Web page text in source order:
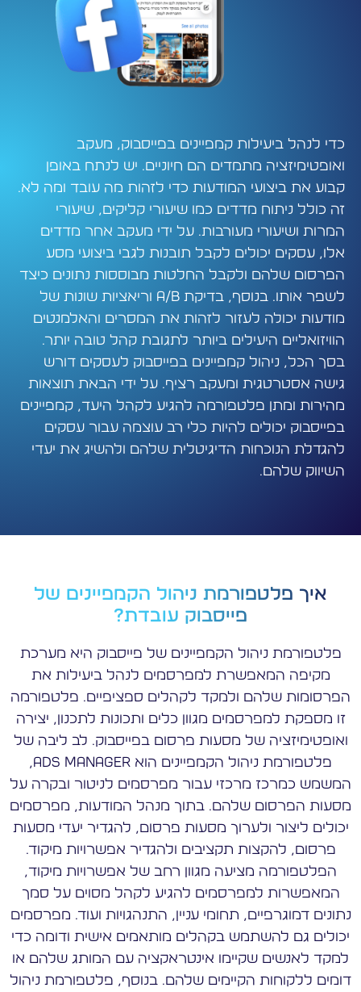
כדי לנהל ביעילות קמפיינים בפייסבוק, מעקב
ואופטימיזציה מתמדים הם חיוניים. יש לנתח באופן
קבוע את ביצועי המודעות כדי לזהות מה עובד ומה לא.
זה כולל ניתוח מדדים כמו שיעורי קליקים, שיעורי
המרות ושיעורי מעורבות. על ידי מעקב אחר מדדים
אלו, עסקים יכולים לקבל תובנות לגבי ביצועי מסע
הפרסום שלהם ולקבל החלטות מבוססות נתונים כיצד
לשפר אותו. בנוסף, בדיקת A/B וריאציות שונות של
מודעות יכולה לעזור לזהות את המסרים והאלמנטים
הוויזואליים היעילים ביותר לתגובת קהל טובה יותר.
בסך הכל, ניהול קמפיינים בפייסבוק לעסקים דורש
גישה אסטרטגית ומעקב רציף. על ידי הבאת תוצאות
מהירות ומתן פלטפורמה להגיע לקהל היעד, קמפיינים
בפייסבוק יכולים להיות כלי רב עוצמה עבור עסקים
להגדלת הנוכחות הדיגיטלית שלהם ולהשיג את יעדי
השיווק שלהם.
איך פלטפורמת ניהול הקמפיינים של
פייסבוק עובדת?
פלטפורמת ניהול הקמפיינים של פייסבוק היא מערכת
מקיפה המאפשרת למפרסמים לנהל ביעילות את
הפרסומות שלהם ולמקד לקהלים ספציפיים. פלטפורמה
זו מספקת למפרסמים מגוון כלים ותכונות לתכנון, יצירה
ואופטימיזציה של מסעות פרסום בפייסבוק. לב ליבה של
פלטפורמת ניהול הקמפיינים הוא Ads Manager,
המשמש כמרכז מרכזי עבור מפרסמים לניטור ובקרה על
מסעות הפרסום שלהם. בתוך מנהל המודעות, מפרסמים
יכולים ליצור ולערוך מסעות פרסום, להגדיר יעדי מסעות
פרסום, להקצות תקציבים ולהגדיר אפשרויות מיקוד.
הפלטפורמה מציעה מגוון רחב של אפשרויות מיקוד,
המאפשרות למפרסמים להגיע לקהל מסוים על סמך
נתונים דמוגרפיים, תחומי עניין, התנהגויות ועוד. מפרסמים
יכולים גם להשתמש בקהלים מותאמים אישית ודומה כדי
למקד לאנשים שקיימו אינטראקציה עם המותג שלהם או
דומים ללקוחות הקיימים שלהם. בנוסף, פלטפורמת ניהול